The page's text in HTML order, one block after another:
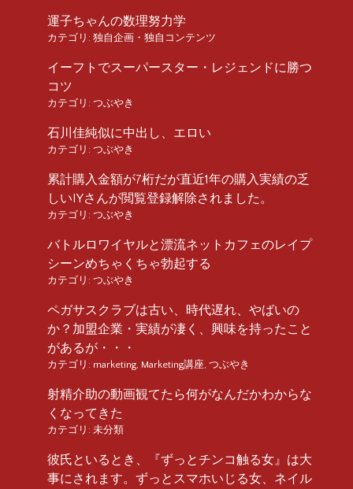
運子ちゃんの数理努力学
カテゴリ: 独自企画・独自コンテンツ
イーフトでスーパースター・レジェンドに勝つ
コツ
カテゴリ: つぶやき
石川佳純似に中出し、エロい
カテゴリ: つぶやき
累計購入金額が7桁だが直近1年の購入実績の乏
しいIYさんが閲覧登録解除されました。
カテゴリ: つぶやき
バトルロワイヤルと漂流ネットカフェのレイプ
シーンめちゃくちゃ勃起する
カテゴリ: つぶやき
ペガサスクラブは古い、時代遅れ、やばいの
か？加盟企業・実績が凄く、興味を持ったこと
があるが・・・
カテゴリ: marketing, Marketing講座, つぶやき
射精介助の動画観てたら何がなんだかわからな
くなってきた
カテゴリ: 未分類
彼氏といるとき、『ずっとチンコ触る女』は大
事にされます。ずっとスマホいじる女、ネイル